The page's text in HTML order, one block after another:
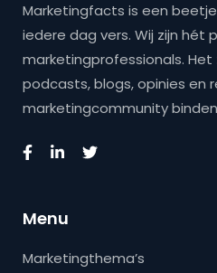
Marketingfacts is een
iedere dag vers. Wij zijn hét
marketingprofessionals. Het
podcasts, blogs, opinies en
marketingcommunity
Menu
Marketingthema’s